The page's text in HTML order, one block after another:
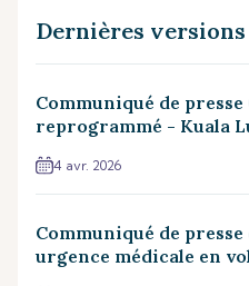
Dernières versions
Communiqué de
reprogrammé - Kuala
4 avr. 2026
Communiqué de presse
urgence médicale en